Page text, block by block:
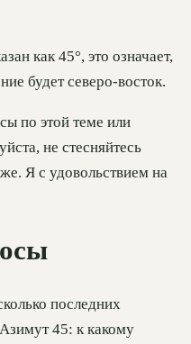
как 45°, это означает,
будет северо-восток.
по этой теме или
не стесняйтесь
Я с удовольствием на
последних
45: к какому